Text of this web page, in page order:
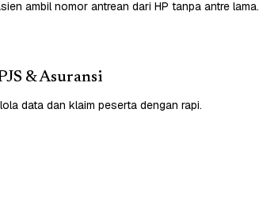
ambil nomor antrean dari HP tanpa antre lama.
& Asuransi
data dan klaim peserta dengan rapi.